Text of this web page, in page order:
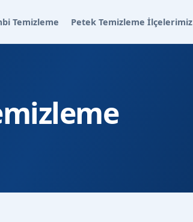
Temizleme Petek Temizleme İlçelerimiz